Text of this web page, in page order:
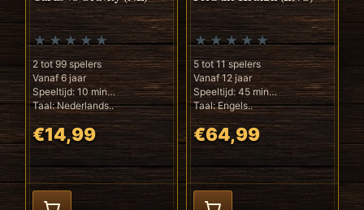
2 tot 99 spelers
Vanaf 6 jaar
Speeltijd: 10 min
Taal: Nederlands..
€14,99
5 tot 11 spelers
Vanaf 12 jaar
Speeltijd: 45 min
Taal: Engels..
€64,99